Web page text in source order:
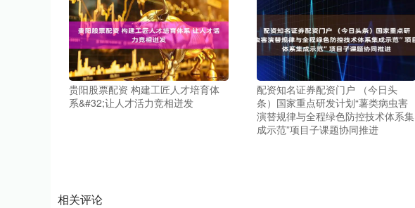
贵阳股票配资 构建工匠人才培育体
系&#32;让人才活力竞相迸发
配资知名证券配资门户 （今日头
条）国家重点研发计划“薯类病虫害
演替规律与全程绿色防控技术体系集
成示范”项目子课题协同推进
相关评论